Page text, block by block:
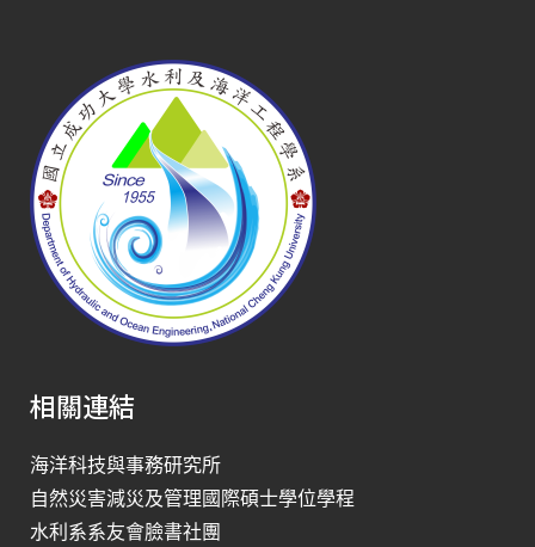
相關連結
海洋科技與事務研究所
自然災害減災及管理國際碩士學位學程
水利系系友會臉書社團